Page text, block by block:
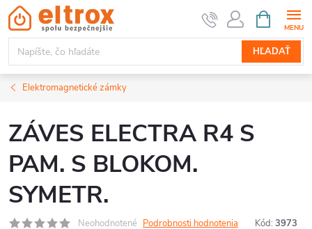
Prejsť
na
obsah
HĽADAŤ
KOŠÍK
Elektromagnetické zámky
ZÁVES ELECTRA R4 S
PAM. S BLOKOM.
SYMETR.
Neohodnotené Podrobnosti hodnotenia Kód: 3973